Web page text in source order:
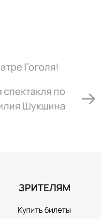
Гоголя!
спектакля по
Шукшина
ЗРИТЕЛЯМ
Купить билеты